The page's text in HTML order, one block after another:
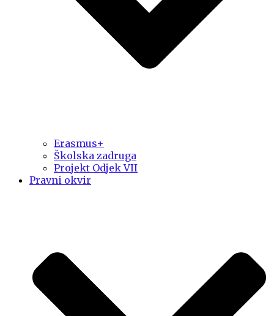
Erasmus+
Školska zadruga
Projekt Odjek VII
Pravni okvir